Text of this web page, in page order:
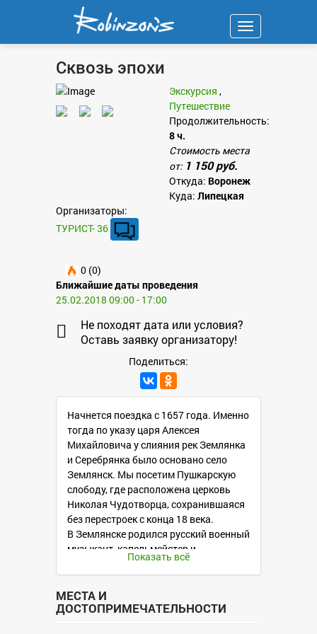
Навигация
Сквозь эпохи
Экскурсия ,
Путешествие
Продолжительность:
8 ч.
Стоимость места
от: 1 150 руб.
Откуда: Воронеж
Куда: Липецкая
Организаторы:
ТУРИСТ- 36
0 (0)
Ближайшие даты проведения
25.02.2018 09:00 - 17:00
Не походят дата или условия?
Оставь заявку организатору!
Поделиться:
Начнется поездка с 1657 года. Именно
тогда по указу царя Алексея
Михайловича у слияния рек Землянка
и Серебрянка было основано село
Землянск. Мы посетим Пушкарскую
слободу, где расположена церковь
Николая Чудотворца, сохранившаяся
без перестроек с конца 18 века.
В Землянске родился русский военный
музыкант, капельмейстер и
композитор — автор вальса «На
сопках Маньчжурии» Илья Алексеевич
Шатров. Хранит Землянск и память о
ратном подвиге 226-го Землянского
Показать всё
МЕСТА И
ДОСТОПРИМЕЧАТЕЛЬНОСТИ